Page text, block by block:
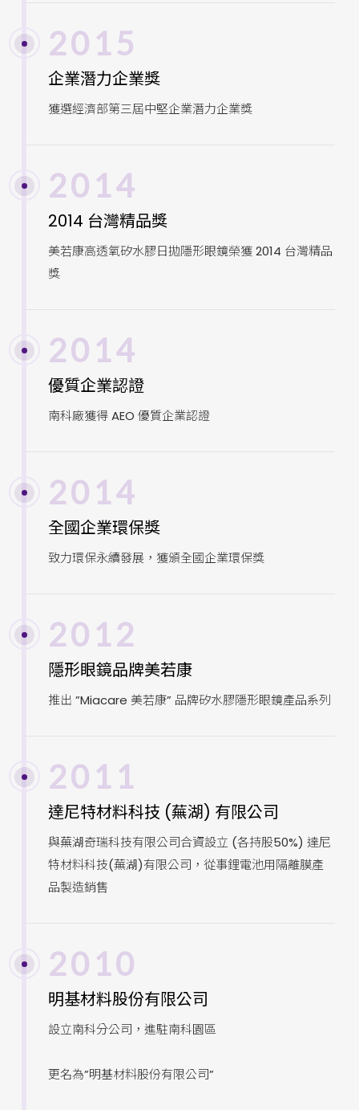
2015
企業潛力企業獎
獲選經濟部第三屆中堅企業潛力企業獎
2014
2014 台灣精品獎
美若康高透氧矽水膠日拋隱形眼鏡榮獲 2014 台灣精品
獎
2014
優質企業認證
南科廠獲得 AEO 優質企業認證
2014
全國企業環保獎
致力環保永續發展，獲頒全國企業環保獎
2012
隱形眼鏡品牌美若康
推出 ”Miacare 美若康” 品牌矽水膠隱形眼鏡產品系列
2011
達尼特材料科技 (蕪湖) 有限公司
與蕪湖奇瑞科技有限公司合資設立 (各持股50%) 達尼
特材料科技(蕪湖)有限公司，從事鋰電池用隔離膜產
品製造銷售
2010
明基材料股份有限公司
設立南科分公司，進駐南科園區
更名為”明基材料股份有限公司”